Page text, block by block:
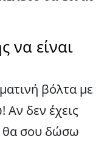
να είναι
βόλτα με
Αν δεν έχεις
θα σου δώσω